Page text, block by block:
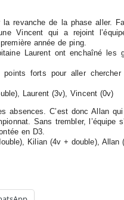
revanche de la phase aller.
Vincent qui a rejoint
année de ping.
Laurent ont enchaîné les
forts pour aller
Laurent (3v), Vincent (0v)
absences. C’est donc Allan
Sans trembler, l’équipe
en D3.
Kilian (4v + double), Allan